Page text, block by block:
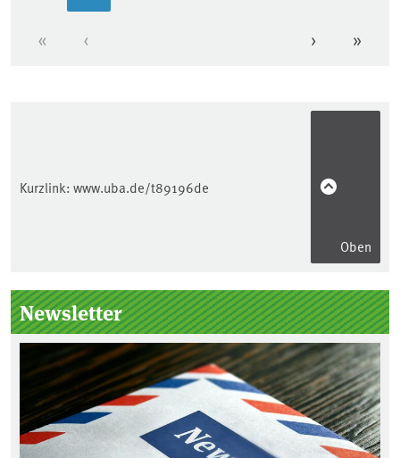
Erste Seite
« Vorherige Seite
‹ Nächste
› »
Kurzlink: www.uba.de/t89196de
Oben
Seitenleiste
Newsletter